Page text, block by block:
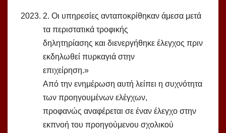
2. Οι υπηρεσίες ανταποκρίθηκαν άμεσα μετά
τα περιστατικά τροφικής
δηλητηρίασης και διενεργήθηκε έλεγχος πριν
εκδηλωθεί πυρκαγιά στην
επιχείρηση.»
Από την ενημέρωση αυτή λείπει η συχνότητα
των προηγουμένων ελέγχων,
προφανώς αναφέρεται σε έναν έλεγχο στην
εκπνοή του προηγούμενου σχολικού